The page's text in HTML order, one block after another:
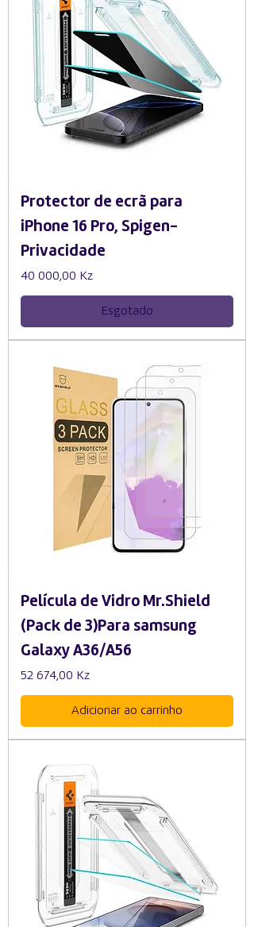
Protector de ecrã para
iPhone 16 Pro, Spigen-
Privacidade
Preço
40 000,00 Kz
Esgotado
Película de Vidro Mr.Shield
(Pack de 3)Para samsung
Galaxy A36/A56
Preço
52 674,00 Kz
Adicionar ao carrinho